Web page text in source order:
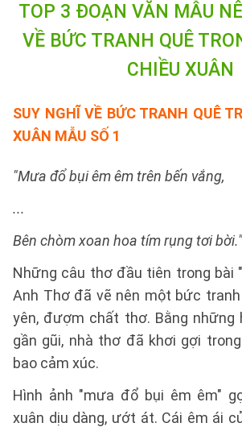
TOP 3 ĐOẠN VĂN MẪU
VỀ BỨC TRANH QUÊ
CHIỀU XUÂN
SUY NGHĨ VỀ BỨC TRANH QUÊ
XUÂN MẪU SỐ 1
"Mưa đổ bụi êm êm trên bến vắng,
...
Bên chòm xoan hoa tím rụng tơi bời."
Những câu thơ đầu tiên trong bài
Anh Thơ đã vẽ nên một bức
yên, đượm chất thơ. Bằng những
gần gũi, nhà thơ đã khơi gợi
bao cảm xúc.
Hình ảnh "mưa đổ bụi êm êm"
xuân dịu dàng, ướt át. Cái êm ái